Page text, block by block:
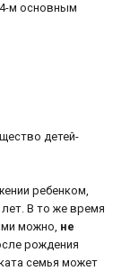
м основным
детей-
ребенком,
В то же время
можно, не
рождения
семья может